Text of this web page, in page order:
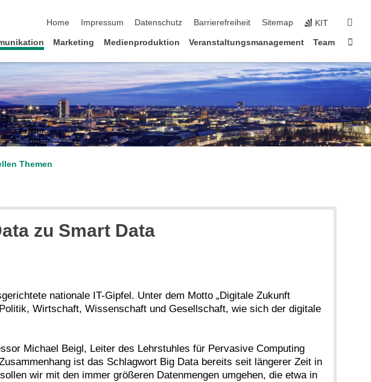
Home
Impressum Datenschutz Barrierefreiheit Sitemap KIT
Marketing Medienproduktion Veranstaltungsmanagement Team
Themen
zu Smart Data
nationale IT-Gipfel. Unter dem Motto „Digitale Zukunft
Wirtschaft, Wissenschaft und Gesellschaft, wie sich der digitale
Michael Beigl, Leiter des Lehrstuhles für Pervasive Computing
ist das Schlagwort Big Data bereits seit längerer Zeit in
wir mit den immer größeren Datenmengen umgehen, die etwa in